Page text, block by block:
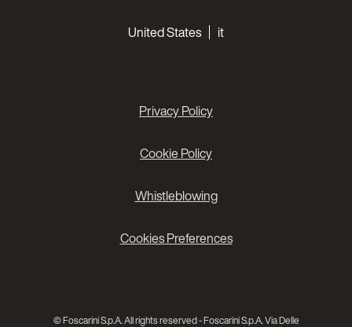
United States it
Privacy Policy
Cookie Policy
Whistleblowing
Cookies Preferences
© Foscarini S.p.A. All rights reserved - Foscarini S.p.A. Via Delle